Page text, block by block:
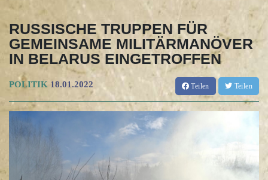
RUSSISCHE TRUPPEN FÜR
GEMEINSAME MILITÄRMANÖVER
IN BELARUS EINGETROFFEN
POLITIK 18.01.2022 Teilen Teilen